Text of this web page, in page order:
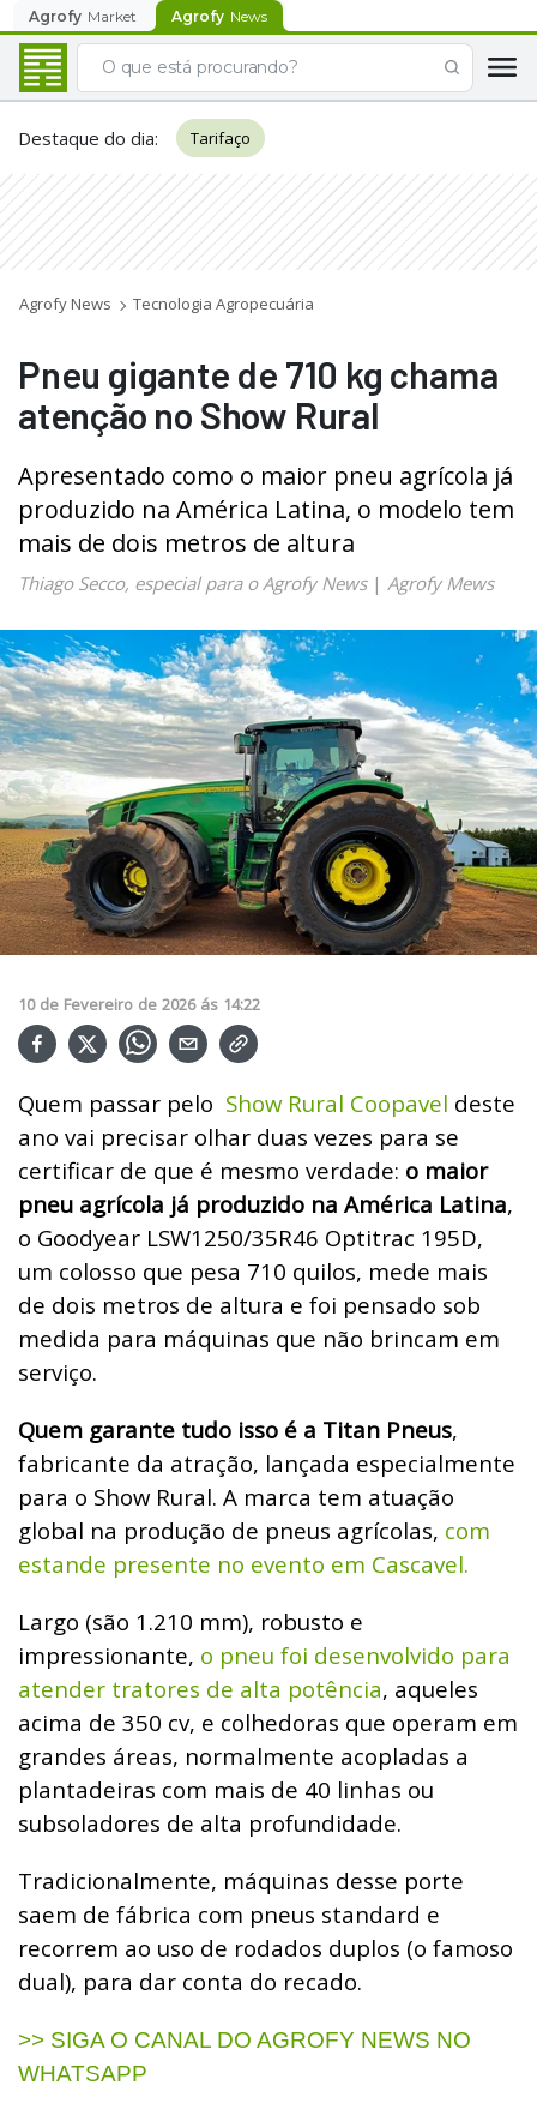
Agrofy Market Agrofy News
Destaque do dia: Tarifaço
Agrofy News Tecnologia Agropecuária
Pneu gigante de 710 kg chama
atenção no Show Rural
Apresentado como o maior pneu agrícola já
produzido na América Latina, o modelo tem
mais de dois metros de altura
Thiago Secco, especial para o Agrofy News| Agrofy Mews
10 de Fevereiro de 2026 ás 14:22
Quem passar pelo Show Rural Coopavel deste
ano vai precisar olhar duas vezes para se
certificar de que é mesmo verdade: o maior
pneu agrícola já produzido na América Latina,
o Goodyear LSW1250/35R46 Optitrac 195D,
um colosso que pesa 710 quilos, mede mais
de dois metros de altura e foi pensado sob
medida para máquinas que não brincam em
serviço.
Quem garante tudo isso é a Titan Pneus,
fabricante da atração, lançada especialmente
para o Show Rural. A marca tem atuação
global na produção de pneus agrícolas, com
estande presente no evento em Cascavel.
Largo (são 1.210 mm), robusto e
impressionante, o pneu foi desenvolvido para
atender tratores de alta potência, aqueles
acima de 350 cv, e colhedoras que operam em
grandes áreas, normalmente acopladas a
plantadeiras com mais de 40 linhas ou
subsoladores de alta profundidade.
Tradicionalmente, máquinas desse porte
saem de fábrica com pneus standard e
recorrem ao uso de rodados duplos (o famoso
dual), para dar conta do recado.
>> SIGA O CANAL DO AGROFY NEWS NO
WHATSAPP